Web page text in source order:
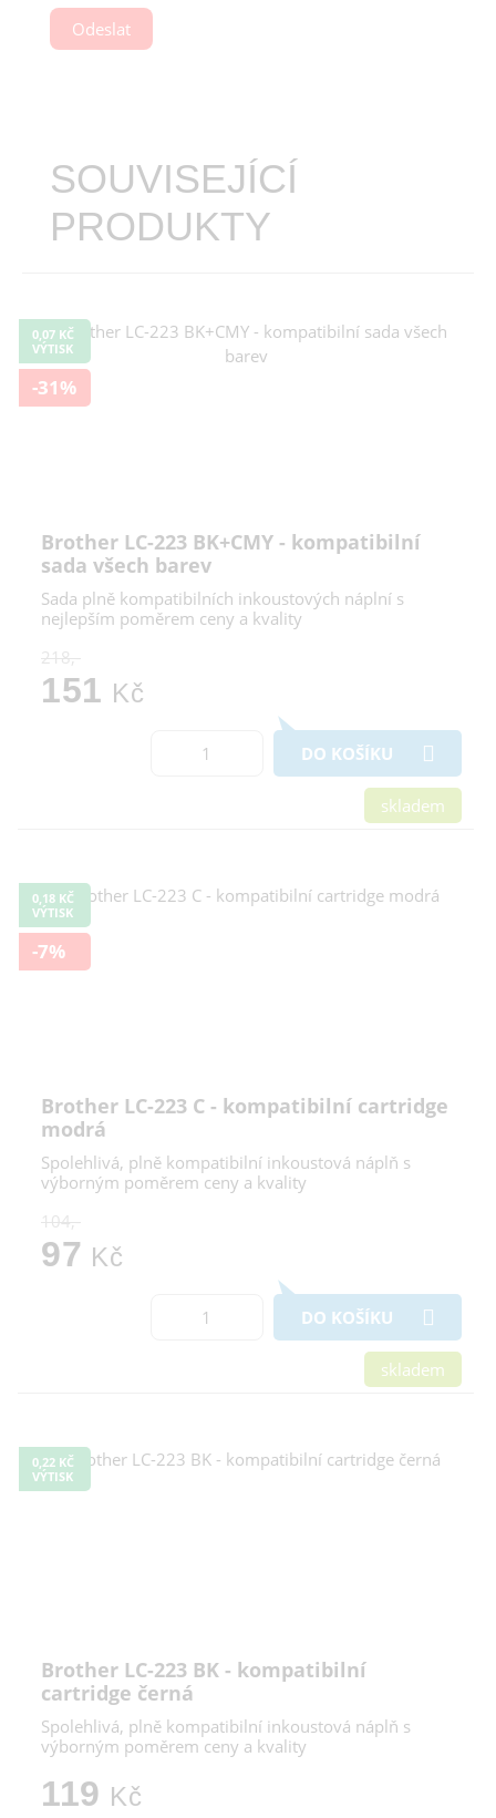
Odeslat
SOUVISEJÍCÍ
PRODUKTY
0,07 KČ
VÝTISK
-31%
Brother LC-223 BK+CMY - kompatibilní
sada všech barev
Sada plně kompatibilních inkoustových náplní s
nejlepším poměrem ceny a kvality
218,-
151 Kč
DO KOŠÍKU
skladem
0,18 KČ
VÝTISK
-7%
Brother LC-223 C - kompatibilní cartridge
modrá
Spolehlivá, plně kompatibilní inkoustová náplň s
výborným poměrem ceny a kvality
104,-
97 Kč
DO KOŠÍKU
skladem
0,22 KČ
VÝTISK
Brother LC-223 BK - kompatibilní
cartridge černá
Spolehlivá, plně kompatibilní inkoustová náplň s
výborným poměrem ceny a kvality
119 Kč